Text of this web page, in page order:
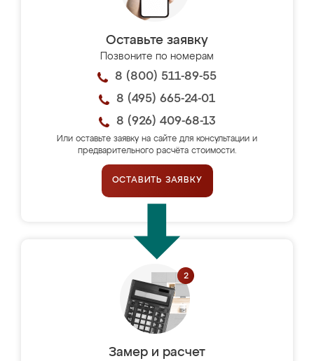
Оставьте заявку
Позвоните по номерам
8 (800) 511-89-55
8 (495) 665-24-01
8 (926) 409-68-13
Или оставьте заявку на сайте для консультации и
предварительного расчёта стоимости.
ОСТАВИТЬ ЗАЯВКУ
Замер и расчет